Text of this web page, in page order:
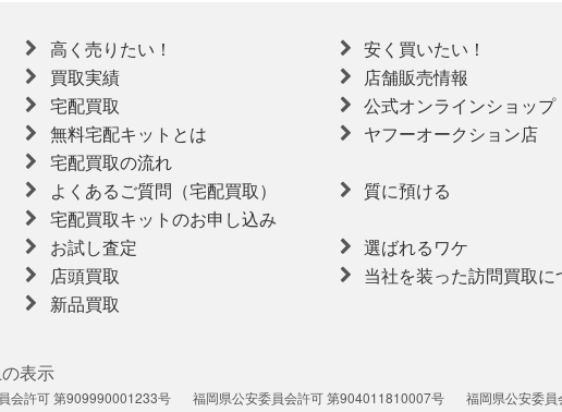
高く売りたい！
買取実績
宅配買取
無料宅配キットとは
宅配買取の流れ
よくあるご質問（宅配買取）
宅配買取キットのお申し込み
お試し査定
店頭買取
新品買取
安く買いたい！
店舗販売情報
公式オンラインショップ
ヤフーオークション店
質に預ける
選ばれるワケ
当社を装った訪問買取に
表示
会許可 第909990001233号
福岡県公安委員会許可 第904011810007号
福岡県公安委